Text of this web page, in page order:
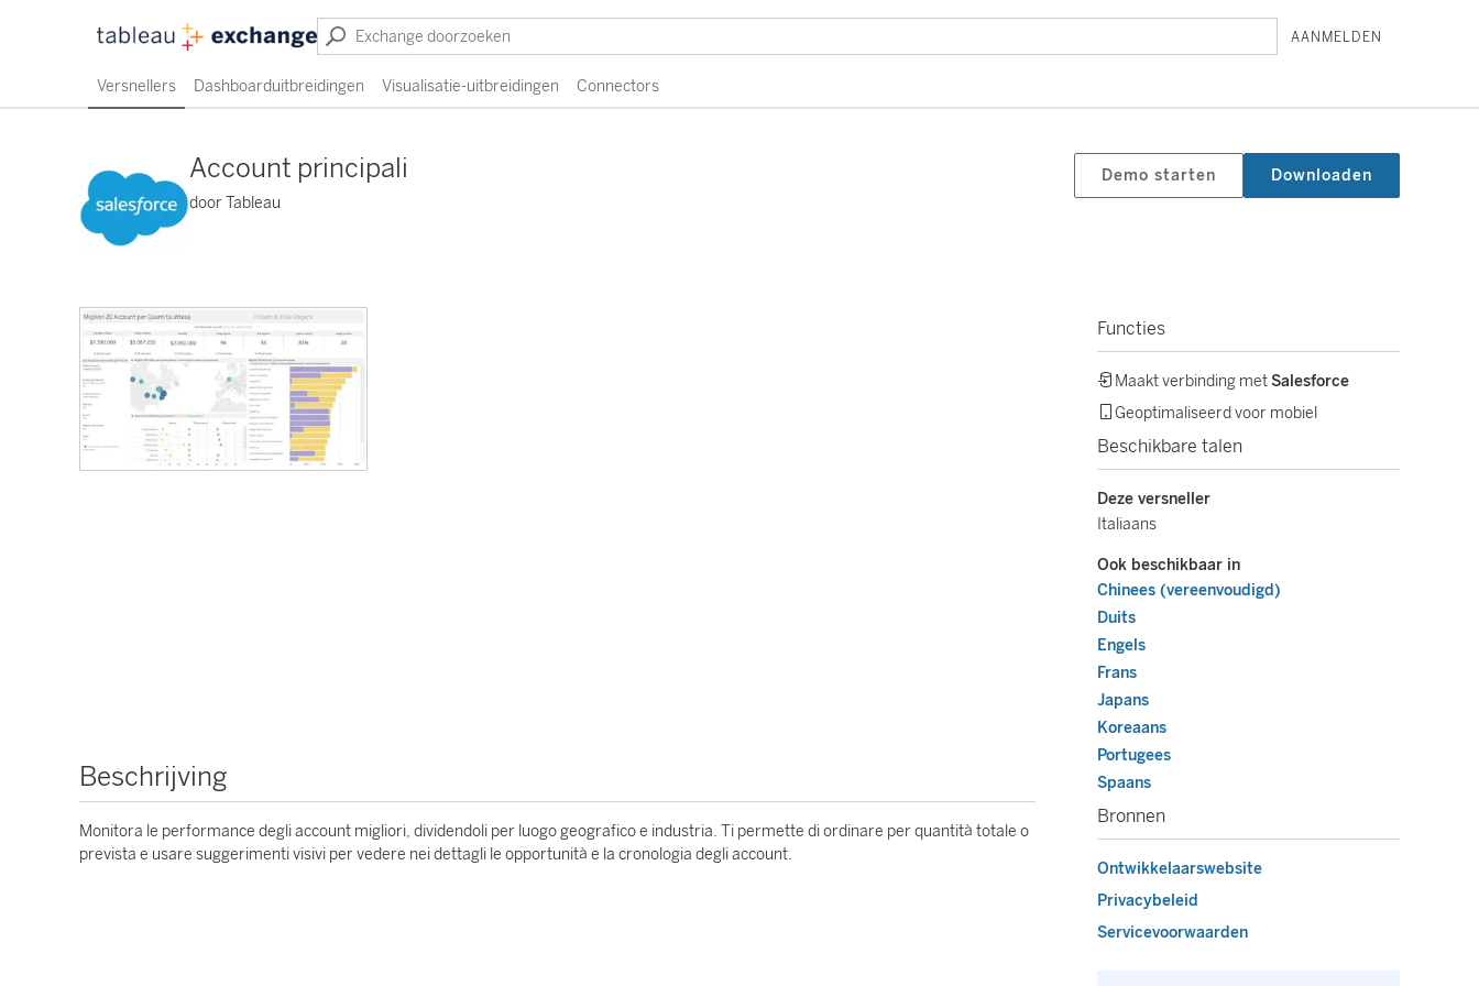
AANMELDEN
Versnellers Dashboarduitbreidingen Visualisatie-uitbreidingen Connectors
Account principali
door Tableau
Demo starten Downloaden
Beschrijving
Monitora le performance degli account migliori, dividendoli per luogo geografico e industria. Ti permette di ordinare per quantità totale o
prevista e usare suggerimenti visivi per vedere nei dettagli le opportunità e la cronologia degli account.
Functies
Maakt verbinding metSalesforce
Geoptimaliseerd voor mobiel
Beschikbare talen
Deze versneller
Italiaans
Ook beschikbaar in
Chinees (vereenvoudigd)
Duits
Engels
Frans
Japans
Koreaans
Portugees
Spaans
Bronnen
Ontwikkelaarswebsite
Privacybeleid
Servicevoorwaarden